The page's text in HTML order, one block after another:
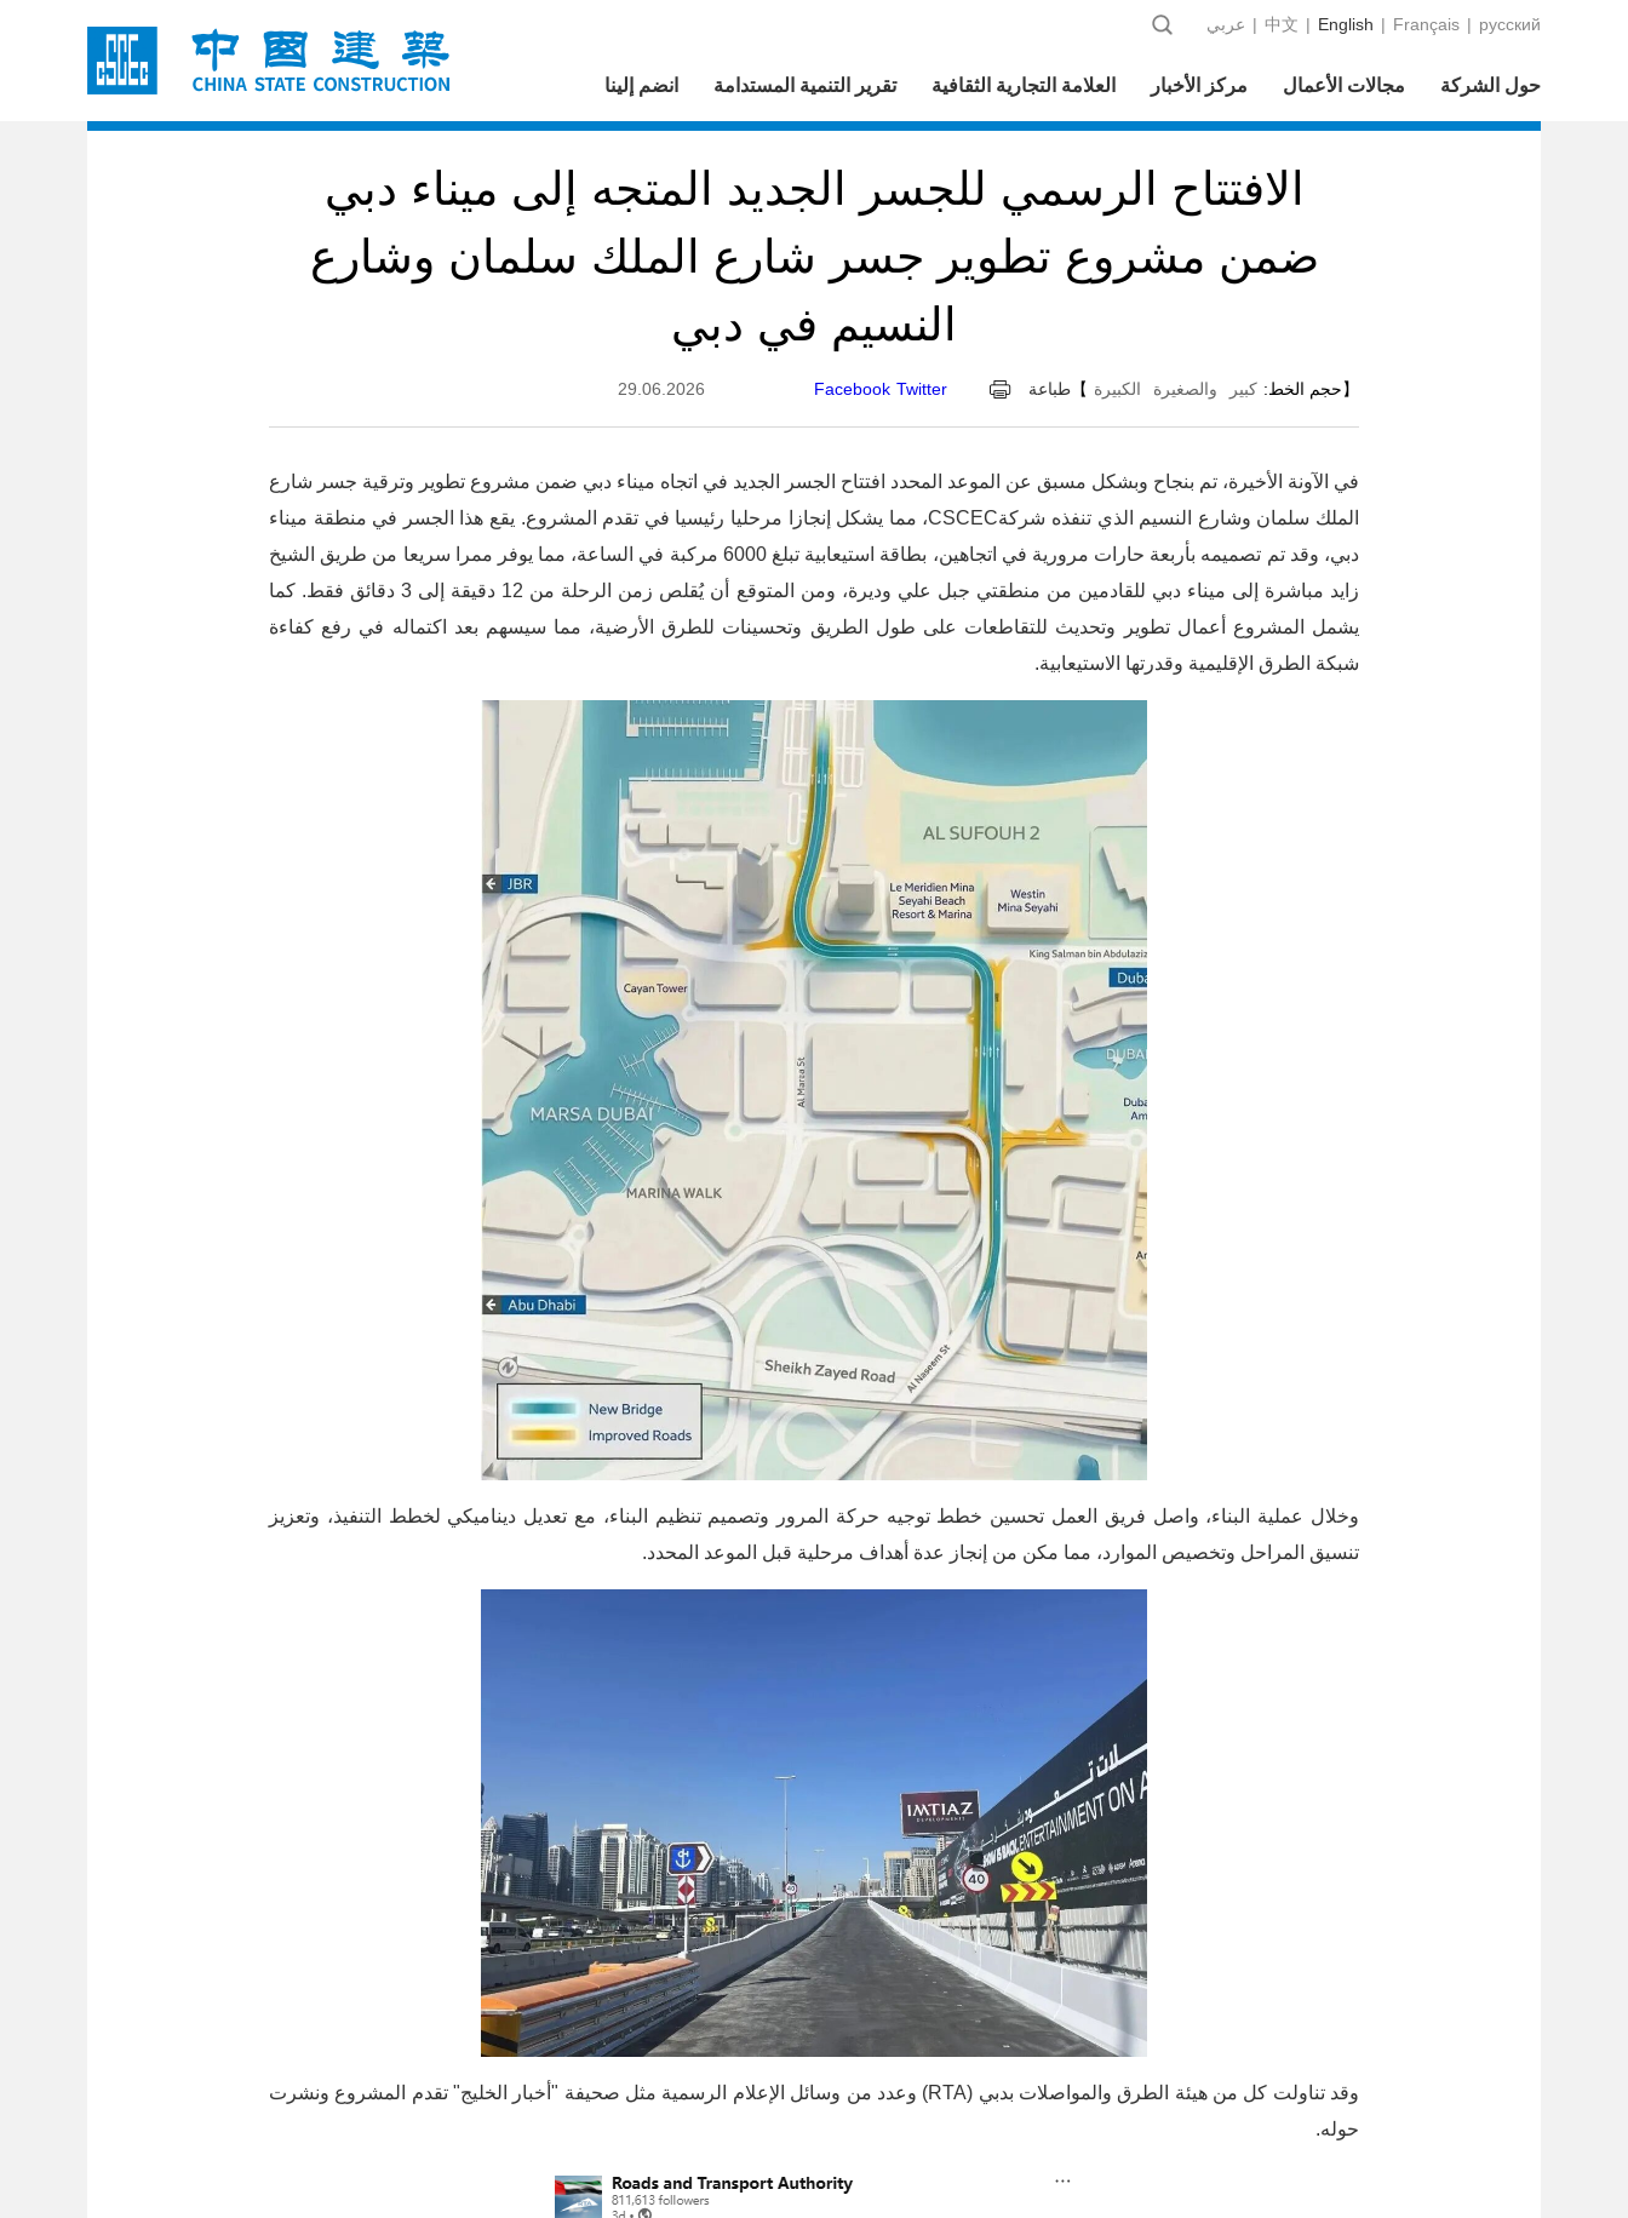
中文 | English | Français | русский
| عربي
حول الشركة مجالات الأعمال مركز الأخبار العلامة التجارية الثقافية تقرير التنمية المستدامة انضم إلينا
الافتتاح الرسمي للجسر الجديد المتجه إلى ميناء دبي
ضمن مشروع تطوير جسر شارع الملك سلمان وشارع
النسيم في دبي
29.06.2026 【حجم الخط: كبير والصغيرة الكبيرة 】 طباعة Facebook Twitter
في الآونة الأخيرة، تم بنجاح وبشكل مسبق عن الموعد المحدد افتتاح الجسر الجديد في اتجاه ميناء دبي ضمن مشروع تطوير وترقية جسر شارع
الملك سلمان وشارع النسيم الذي تنفذه شركةCSCEC، مما يشكل إنجازا مرحليا رئيسيا في تقدم المشروع. يقع هذا الجسر في منطقة ميناء
دبي، وقد تم تصميمه بأربعة حارات مرورية في اتجاهين، بطاقة استيعابية تبلغ 6000 مركبة في الساعة، مما يوفر ممرا سريعا من طريق الشيخ
زايد مباشرة إلى ميناء دبي للقادمين من منطقتي جبل علي وديرة، ومن المتوقع أن يُقلص زمن الرحلة من 12 دقيقة إلى 3 دقائق فقط. كما
يشمل المشروع أعمال تطوير وتحديث للتقاطعات على طول الطريق وتحسينات للطرق الأرضية، مما سيسهم بعد اكتماله في رفع كفاءة
شبكة الطرق الإقليمية وقدرتها الاستيعابية.
وخلال عملية البناء، واصل فريق العمل تحسين خطط توجيه حركة المرور وتصميم تنظيم البناء، مع تعديل ديناميكي لخطط التنفيذ، وتعزيز
تنسيق المراحل وتخصيص الموارد، مما مكن من إنجاز عدة أهداف مرحلية قبل الموعد المحدد.
وقد تناولت كل من هيئة الطرق والمواصلات بدبي (RTA) وعدد من وسائل الإعلام الرسمية مثل صحيفة "أخبار الخليج" تقدم المشروع ونشرت
حوله.